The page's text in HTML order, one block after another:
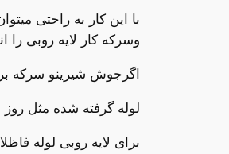
وسرکه کار لایه روبی را
اگرجوش شیرینو سرکه
لوله گرفته شده مثل روز
برای لایه روبی لوله فاظلاب 250گرم جوش شیرین نیاز است. که داخل لوله سینک ظرفشویی،ریخته شود.تا بتواند هر چه قدرچربی داخل لوله است